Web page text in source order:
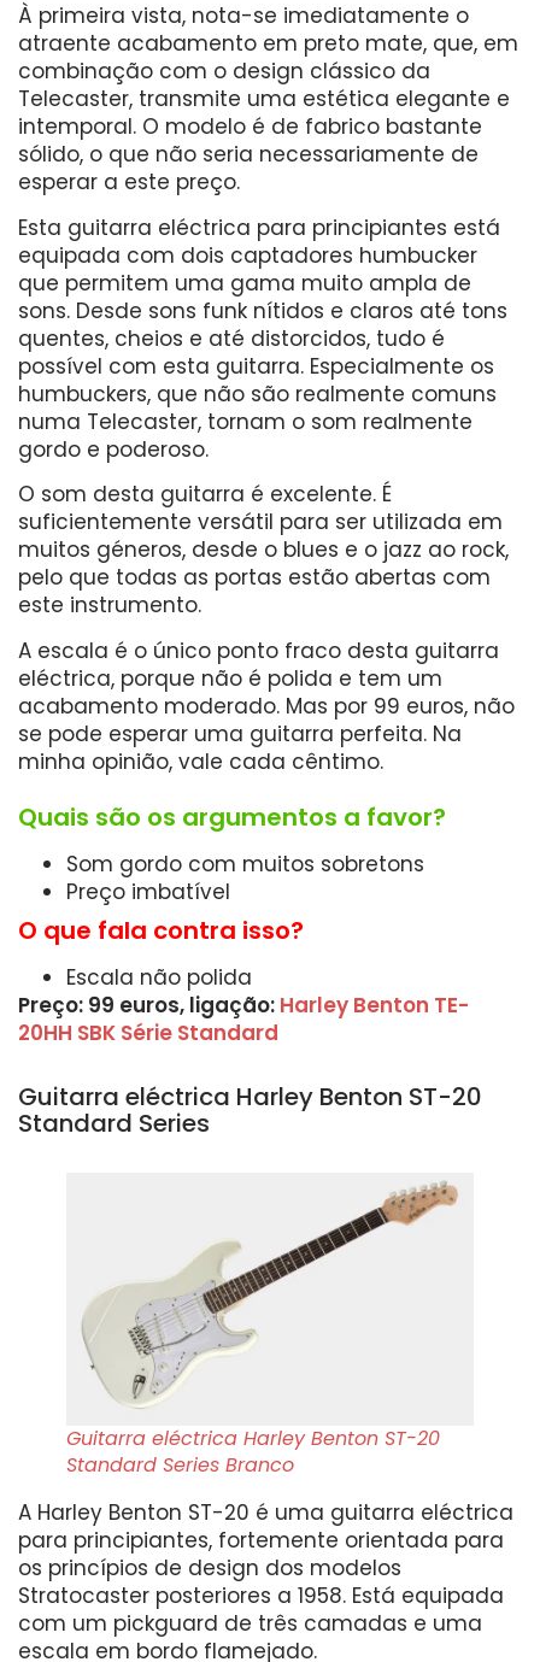
À primeira vista, nota-se imediatamente o
atraente acabamento em preto mate, que, em
combinação com o design clássico da
Telecaster, transmite uma estética elegante e
intemporal. O modelo é de fabrico bastante
sólido, o que não seria necessariamente de
esperar a este preço.
Esta guitarra eléctrica para principiantes está
equipada com dois captadores humbucker
que permitem uma gama muito ampla de
sons. Desde sons funk nítidos e claros até tons
quentes, cheios e até distorcidos, tudo é
possível com esta guitarra. Especialmente os
humbuckers, que não são realmente comuns
numa Telecaster, tornam o som realmente
gordo e poderoso.
O som desta guitarra é excelente. É
suficientemente versátil para ser utilizada em
muitos géneros, desde o blues e o jazz ao rock,
pelo que todas as portas estão abertas com
este instrumento.
A escala é o único ponto fraco desta guitarra
eléctrica, porque não é polida e tem um
acabamento moderado. Mas por 99 euros, não
se pode esperar uma guitarra perfeita. Na
minha opinião, vale cada cêntimo.
Quais são os argumentos a favor?
Som gordo com muitos sobretons
Preço imbatível
O que fala contra isso?
Escala não polida
Preço: 99 euros, ligação: Harley Benton TE-
20HH SBK Série Standard
Guitarra eléctrica Harley Benton ST-20
Standard Series
Guitarra eléctrica Harley Benton ST-20
Standard Series Branco
A Harley Benton ST-20 é uma guitarra eléctrica
para principiantes, fortemente orientada para
os princípios de design dos modelos
Stratocaster posteriores a 1958. Está equipada
com um pickguard de três camadas e uma
escala em bordo flamejado.